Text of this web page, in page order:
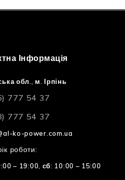
Інформація
обл., м. Ірпінь
777 54 37
777 54 37
ko-power.com.ua
роботи:
– 19:00, сб: 10:00 – 15:00